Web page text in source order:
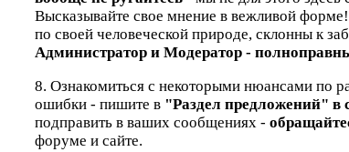
Высказывайте свое мнение в вежливой
по своей человеческой природе, склонны к
Администратор и Модератор -
8. Ознакомиться с некоторыми нюансами по
ошибки - пишите в "Раздел предложений" в
подправить в ваших сообщениях -
форуме и сайте.